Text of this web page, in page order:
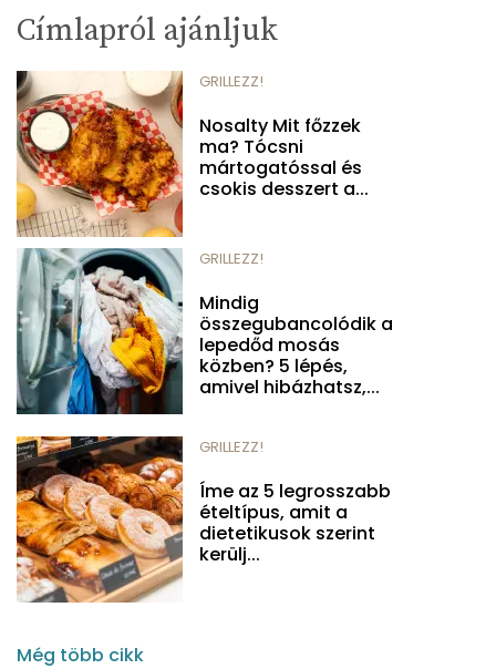
Címlapról ajánljuk
GRILLEZZ!
Nosalty Mit főzzek
ma? Tócsni
mártogatóssal és
csokis desszert a...
GRILLEZZ!
Mindig
összegubancolódik a
lepedőd mosás
közben? 5 lépés,
amivel hibázhatsz,...
GRILLEZZ!
Íme az 5 legrosszabb
ételtípus, amit a
dietetikusok szerint
kerülj...
Még több cikk